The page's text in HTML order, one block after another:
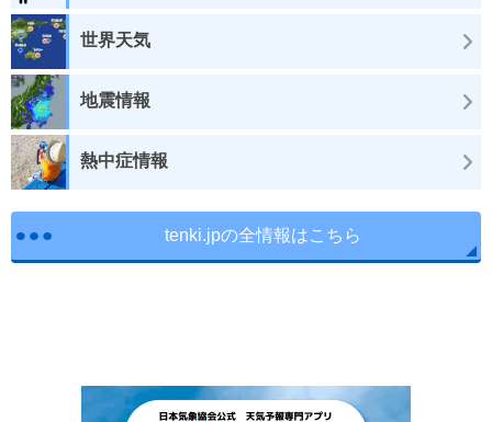
世界天気
地震情報
熱中症情報
tenki.jpの全情報はこちら